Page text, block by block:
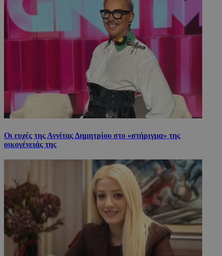
Οι ευχές της Αννίτας Δημητρίου στο «στήριγμα» της
οικογένειάς της